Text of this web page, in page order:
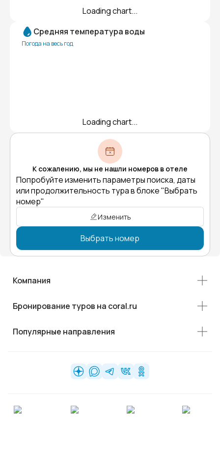
Loading chart...
Средняя температура воды
Погода на весь год
Loading chart...
К сожалению, мы не нашли номеров в отеле
Попробуйте изменить параметры поиска, даты
или продолжительность тура в блоке "Выбрать
номер"
Изменить
Выбрать номер
Компания
Бронирование туров на coral.ru
Популярные направления